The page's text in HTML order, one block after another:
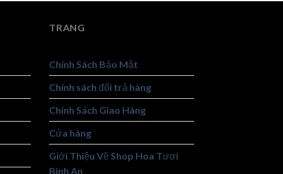
TRANG
Chính Sách Bảo Mật
Chính sách đổi trả hàng
Chính Sách Giao Hàng
Cửa hàng
Giới Thiệu Về Shop Hoa Tươi
Bình An